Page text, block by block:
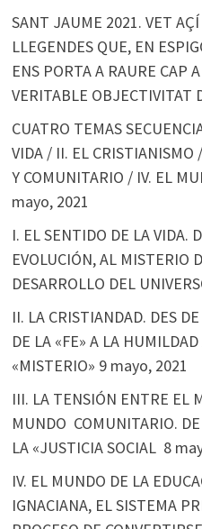
SANT JAUME 2021. VET
LLEGENDES QUE, EN
ENS PORTA A RAURE CAP
VERITABLE OBJECTIVITAT
CUATRO TEMAS
VIDA / II. EL
Y COMUNITARIO / IV. EL
mayo, 2021
I. EL SENTIDO DE LA VIDA.
EVOLUCIÓN, AL MISTERIO
DESARROLLO DEL
II. LA CRISTIANDAD. DES
DE LA «FE» A LA
«MISTERIO» 9 mayo, 2021
III. LA TENSIÓN ENTRE EL
MUNDO COMUNITARIO.
LA «JUSTICIA SOCIAL 8
IV. EL MUNDO DE LA
IGNACIANA, EL SISTEMA